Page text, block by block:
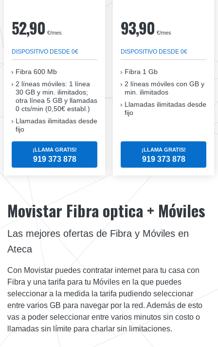
52,90 €/mes
DISPOSITIVO DESDE 0€
Fibra 600 Mb
2 líneas móviles: 1 línea
30 GB y min. ilimitados;
otra línea 5 GB y llamadas
0 cts/min (0,50€ establ.)
Llamadas ilimitadas desde
fijo
¡LLAMA GRATIS!
919 373 878
93,90 €/mes
DISPOSITIVO DESDE 0€
Fibra 1 Gb
2 líneas móviles con GB y
min. ilimitados
Llamadas ilimitadas desde
fijo
¡LLAMA GRATIS!
919 373 878
Movistar Fibra optica + Móviles
Las mejores ofertas de Fibra y Móviles en
Ateca
Con Movistar puedes contratar internet para tu casa con
Fibra y una tarifa para tu Móviles en la que puedes
seleccionar a la medida la tarifa pudiendo seleccionar
entre varios GB para navegar por la red. Además de esto
vas a poder seleccionar entre varios minutos sin costo o
llamadas sin límite para charlar sin limitaciones.